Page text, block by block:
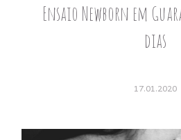
Ensaio Newborn em
dias
17.01.2020